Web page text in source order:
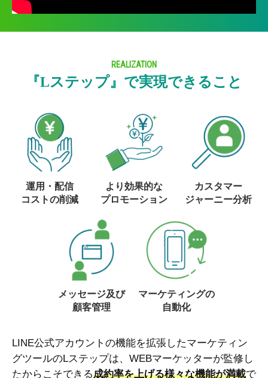
REALIZATION
『Lステップ』で実現できること
運用・配信
コストの削減
より効果的な
プロモーション
カスタマー
ジャーニー分析
メッセージ及び
顧客管理
マーケティングの
自動化
LINE公式アカウントの機能を拡張したマーケティン
グツールのLステップは、WEBマーケッターが監修し
たからこそできる成約率を上げる様々な機能が満載で